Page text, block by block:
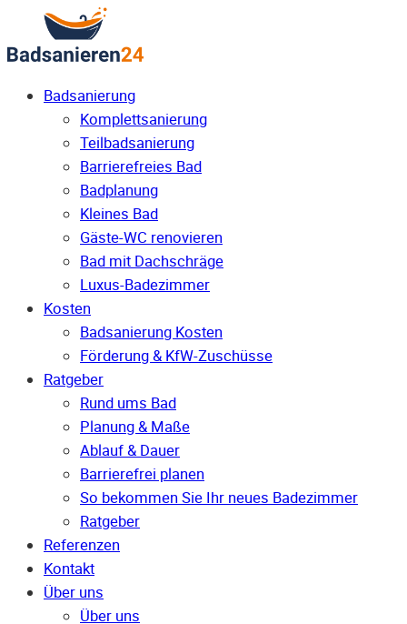
Badsanierung
Komplettsanierung
Teilbadsanierung
Barrierefreies Bad
Badplanung
Kleines Bad
Gäste-WC renovieren
Bad mit Dachschräge
Luxus-Badezimmer
Kosten
Badsanierung Kosten
Förderung & KfW-Zuschüsse
Ratgeber
Rund ums Bad
Planung & Maße
Ablauf & Dauer
Barrierefrei planen
So bekommen Sie Ihr neues Badezimmer
Ratgeber
Referenzen
Kontakt
Über uns
Über uns